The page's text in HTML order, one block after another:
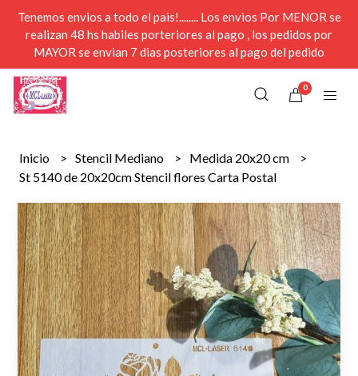
Tenemos envios a todo el pais!........ Los envios Por MENOR se
realizan 48 hs habiles porteriores al pago , los pedidos por
MAYOR se envian 7 dias posteriores al pago del pedido
0
Inicio Stencil Mediano
Medida 20x20 cm
St 5140 de 20x20cm Stencil flores Carta Postal